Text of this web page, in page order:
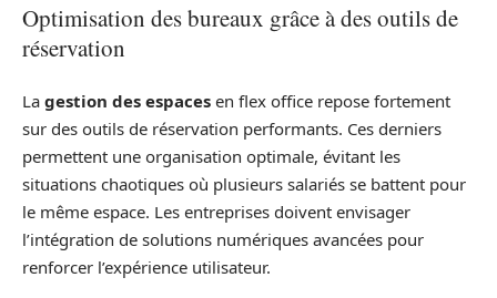
Optimisation des bureaux grâce à des outils de
réservation
La gestion des espaces en flex office repose fortement
sur des outils de réservation performants. Ces derniers
permettent une organisation optimale, évitant les
situations chaotiques où plusieurs salariés se battent pour
le même espace. Les entreprises doivent envisager
l’intégration de solutions numériques avancées pour
renforcer l’expérience utilisateur.